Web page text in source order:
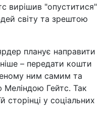
вирішив "опуститися"
світу та зрештою
планує направити
– передати кошти
ним самим та
Гейтс. Так
сторінці у соціальних